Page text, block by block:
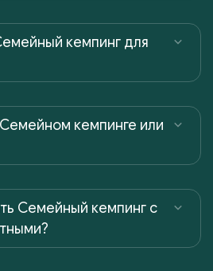
кемпинг для
кемпинге или
Семейный кемпинг с